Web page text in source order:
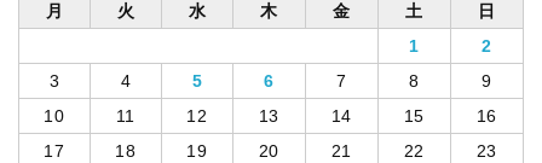
月 火 水 木 金 土
日
1
2
3
4 5 6 7 8
9
10
11 12 13 14 15
16
17
18 19 20 21 22
23